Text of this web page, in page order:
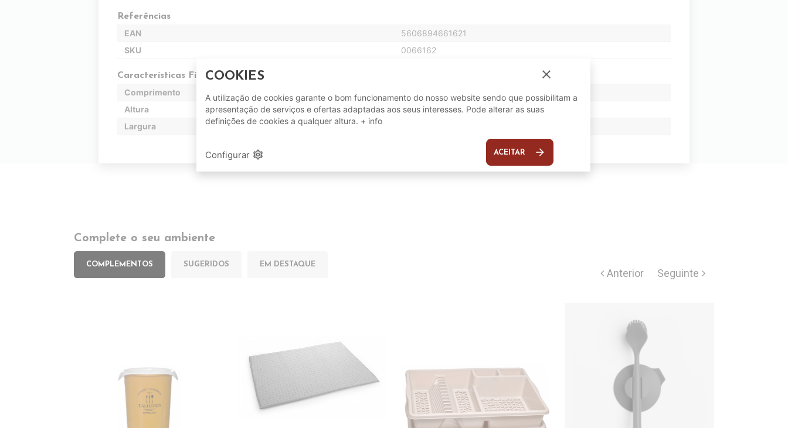
Referências
EAN
5606894661621
SKU
0066162
Características Físicas
Comprimento
Altura
6.5 cm
Largura
Complete o seu ambiente
COMPLEMENTOS SUGERIDOS EM DESTAQUE
COOKIES close
A utilização de cookies garante o bom funcionamento do nosso website sendo que possibilitam a
apresentação de serviços e ofertas adaptadas aos seus interesses. Pode alterar as suas
definições de cookies a qualquer altura. + info
Configurar settings ACEITAR arrow_forward